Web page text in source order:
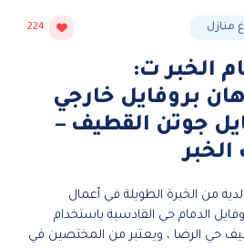
منازل 224
الخبر ت:
دهان بروفايل خارجي
جوتن القطيف –
من الخبرة الطويلة في أعمال
الدمام حي القادسية باستخدام
حي الرضا ، ويعتبر من المختصين في